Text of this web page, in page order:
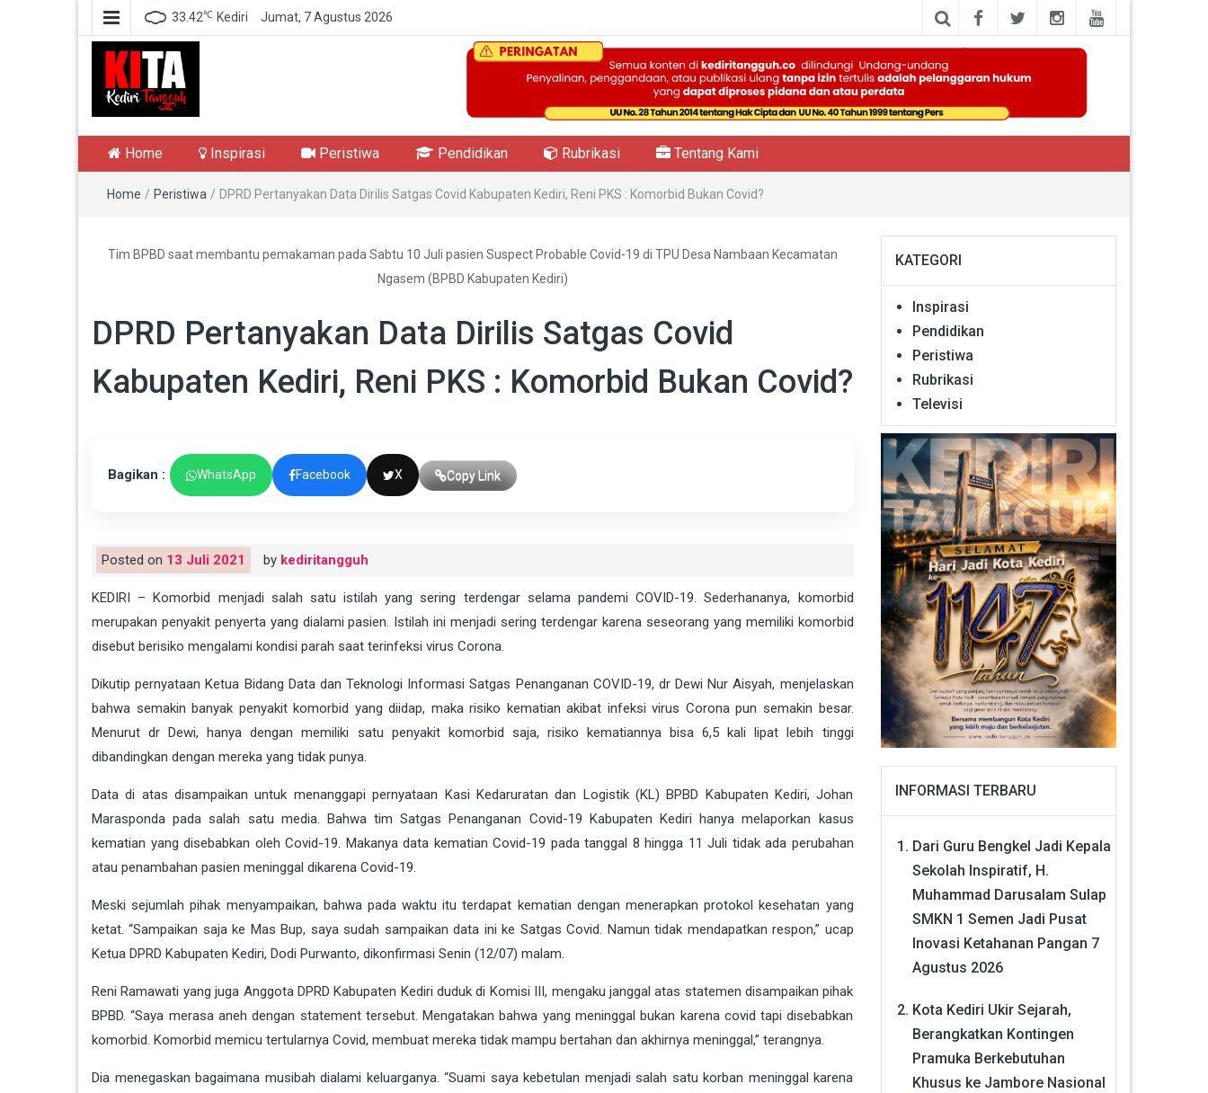
33.42℃ Kediri Jumat, 7 Agustus 2026
Kediri Tangguh
Home Inspirasi Peristiwa Pendidikan Rubrikasi Tentang Kami
Home / Peristiwa / DPRD Pertanyakan Data Dirilis Satgas Covid Kabupaten Kediri, Reni PKS : Komorbid Bukan Covid?
Tim BPBD saat membantu pemakaman pada Sabtu 10 Juli pasien Suspect Probable Covid-19 di TPU Desa Nambaan Kecamatan
Ngasem (BPBD Kabupaten Kediri)
DPRD Pertanyakan Data Dirilis Satgas Covid
Kabupaten Kediri, Reni PKS : Komorbid Bukan Covid?
Bagikan : WhatsApp Facebook X Copy Link
Posted on 13 Juli 2021 by kediritangguh
KEDIRI – Komorbid menjadi salah satu istilah yang sering terdengar selama pandemi COVID-19. Sederhananya, komorbid
merupakan penyakit penyerta yang dialami pasien. Istilah ini menjadi sering terdengar karena seseorang yang memiliki komorbid
disebut berisiko mengalami kondisi parah saat terinfeksi virus Corona.
Dikutip pernyataan Ketua Bidang Data dan Teknologi Informasi Satgas Penanganan COVID-19, dr Dewi Nur Aisyah, menjelaskan
bahwa semakin banyak penyakit komorbid yang diidap, maka risiko kematian akibat infeksi virus Corona pun semakin besar.
Menurut dr Dewi, hanya dengan memiliki satu penyakit komorbid saja, risiko kematiannya bisa 6,5 kali lipat lebih tinggi
dibandingkan dengan mereka yang tidak punya.
Data di atas disampaikan untuk menanggapi pernyataan Kasi Kedaruratan dan Logistik (KL) BPBD Kabupaten Kediri, Johan
Marasponda pada salah satu media. Bahwa tim Satgas Penanganan Covid-19 Kabupaten Kediri hanya melaporkan kasus
kematian yang disebabkan oleh Covid-19. Makanya data kematian Covid-19 pada tanggal 8 hingga 11 Juli tidak ada perubahan
atau penambahan pasien meninggal dikarena Covid-19.
Meski sejumlah pihak menyampaikan, bahwa pada waktu itu terdapat kematian dengan menerapkan protokol kesehatan yang
ketat. “Sampaikan saja ke Mas Bup, saya sudah sampaikan data ini ke Satgas Covid. Namun tidak mendapatkan respon,” ucap
Ketua DPRD Kabupaten Kediri, Dodi Purwanto, dikonfirmasi Senin (12/07) malam.
Reni Ramawati yang juga Anggota DPRD Kabupaten Kediri duduk di Komisi III, mengaku janggal atas statemen disampaikan pihak
BPBD. “Saya merasa aneh dengan statement tersebut. Mengatakan bahwa yang meninggal bukan karena covid tapi disebabkan
komorbid. Komorbid memicu tertularnya Covid, membuat mereka tidak mampu bertahan dan akhirnya meninggal,” terangnya.
Dia menegaskan bagaimana musibah dialami keluarganya. “Suami saya kebetulan menjadi salah satu korban meninggal karena
KATEGORI
Inspirasi
Pendidikan
Peristiwa
Rubrikasi
Televisi
INFORMASI TERBARU
Dari Guru Bengkel Jadi Kepala
Sekolah Inspiratif, H.
Muhammad Darusalam Sulap
SMKN 1 Semen Jadi Pusat
Inovasi Ketahanan Pangan 7
Agustus 2026
Kota Kediri Ukir Sejarah,
Berangkatkan Kontingen
Pramuka Berkebutuhan
Khusus ke Jambore Nasional